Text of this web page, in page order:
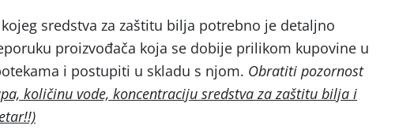
sredstva za zaštitu bilja potrebno je detaljno
proizvođača koja se dobije prilikom kupovine u
i postupiti u skladu s njom. Obratiti pozornost
količinu vode, koncentraciju sredstva za zaštitu bilja i